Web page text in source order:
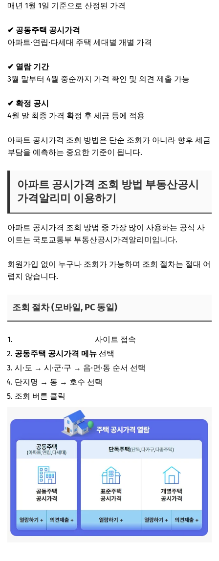
매년 1월 1일 기준으로 산정된 가격
✔ 공동주택 공시가격
아파트·연립·다세대 주택 세대별 개별 가격
✔ 열람 기간
3월 말부터 4월 중순까지 가격 확인 및 의견 제출 가능
✔ 확정 공시
4월 말 최종 가격 확정 후 세금 등에 적용
아파트 공시가격 조회 방법은 단순 조회가 아니라 향후 세금
부담을 예측하는 중요한 기준이 됩니다.
아파트 공시가격 조회 방법 부동산공시
가격알리미 이용하기
아파트 공시가격 조회 방법 중 가장 많이 사용하는 공식 사
이트는 국토교통부 부동산공시가격알리미입니다.
회원가입 없이 누구나 조회가 가능하며 조회 절차는 절대 어
렵지 않습니다.
조회 절차 (모바일, PC 동일)
사이트 접속
공동주택 공시가격 메뉴 선택
시·도 → 시·군·구 → 읍·면·동 순서 선택
단지명 → 동 → 호수 선택
조회 버튼 클릭